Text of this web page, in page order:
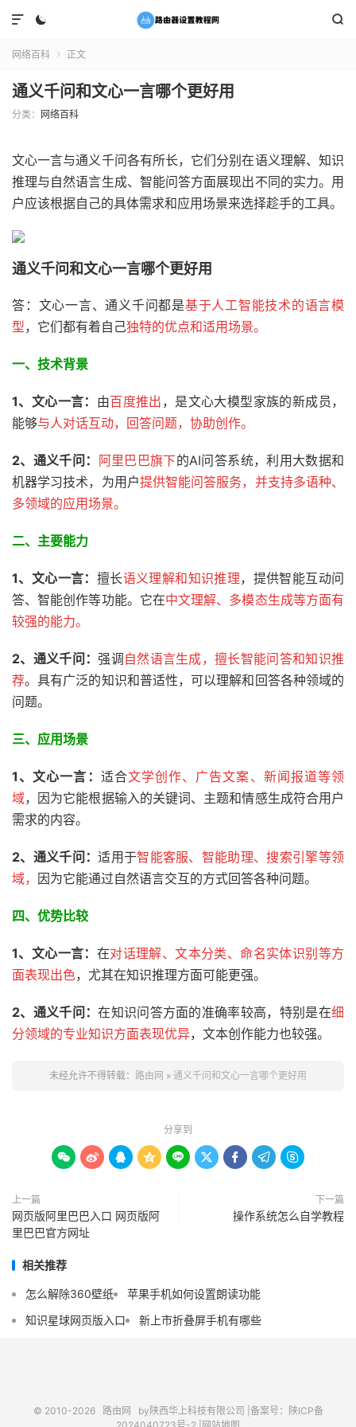
 

网络百科  正文
通义千问和文心一言哪个更好用
分类： 网络百科
文心一言与通义千问各有所长，它们分别在语义理解、知识
推理与自然语言生成、智能问答方面展现出不同的实力。用
户应该根据自己的具体需求和应用场景来选择趁手的工具。
通义千问和文心一言哪个更好用
答：文心一言、通义千问都是基于人工智能技术的语言模
型，它们都有着自己独特的优点和适用场景。
一、技术背景
1、文心一言： 由百度推出 ，是文心大模型家族的新成员，
能够与人对话互动，回答问题，协助创作。
2、通义千问： 阿里巴巴旗下的AI问答系统，利用大数据和
机器学习技术，为用户提供智能问答服务，并支持多语种、
多领域的应用场景。
二、主要能力
1、文心一言： 擅长语义理解和知识推理，提供智能互动问
答、智能创作等功能。它在中文理解、多模态生成等方面有
较强的能力。
2、通义千问：强调 自然语言生成，擅长智能问答和知识推
荐。具有广泛的知识和普适性，可以理解和回答各种领域的
问题。
三、 应用场景
1、文心一言： 适合文学创作、广告文案、新闻报道等领
域，因为它能根据输入的关键词、主题和情感生成符合用户
需求的内容。
2、通义千问：适用于智能客服、智能助理、搜索引擎等领
域， 因为它能通过自然语言交互的方式回答各种问题。
四、 优势比较
1、文心一言： 在对话理解、文本分类、命名实体识别等方
面表现出色，尤其在知识推理方面可能更强。
2、通义千问：在知识问答方面的准确率较高，特别是在细
分领域的专业知识方面表现优异，文本创作能力也较强。
未经允许不得转载： 路由网 » 通义千问和文心一言哪个更好用
分享到
        
上一篇
网页版阿里巴巴入口 网页版阿
里巴巴官方网址
下一篇
操作系统怎么自学教程
相关推荐
怎么解除360壁纸
苹果手机如何设置朗读功能
知识星球网页版入口
新上市折叠屏手机有哪些
© 2010-2026 路由网 by陕西华上科技有限公司 | 备案号：陕ICP备